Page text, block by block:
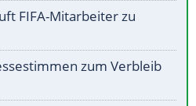
FIFA-Mitarbeiter zu
zum Verbleib